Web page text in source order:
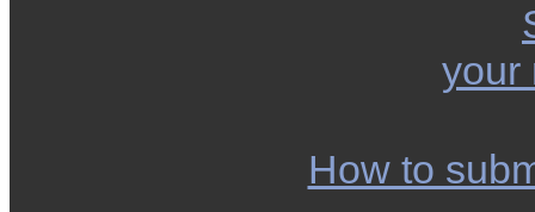
your
How to